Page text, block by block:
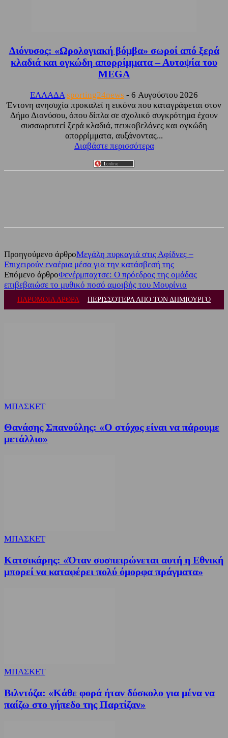
Διόνυσος: «Ωρολογιακή βόμβα» σωροί από ξερά
κλαδιά και ογκώδη απορρίμματα – Αυτοψία του
MEGA
ΕΛΛΑΔΑ sporting24news - 6 Αυγούστου 2026
Έντονη ανησυχία προκαλεί η εικόνα που καταγράφεται στον
Δήμο Διονύσου, όπου δίπλα σε σχολικό συγκρότημα έχουν
συσσωρευτεί ξερά κλαδιά, πευκοβελόνες και ογκώδη
απορρίμματα, αυξάνοντας...
Διαβάστε περισσότερα
Προηγούμενο άρθροΜεγάλη πυρκαγιά στις Αφίδνες –
Επιχειρούν εναέρια μέσα για την κατάσβεσή της
Επόμενο άρθροΦενέρμπαχτσε: Ο πρόεδρος της ομάδας
επιβεβαιώσε το μυθικό ποσό αμοιβής του Μουρίνιο
ΠΑΡΟΜΟΙΑ ΑΡΘΡΑ ΠΕΡΙΣΣΟΤΕΡΑ ΑΠΟ ΤΟΝ ΔΗΜΙΟΥΡΓΟ
ΜΠΑΣΚΕΤ
Θανάσης Σπανούλης: «Ο στόχος είναι να πάρουμε
μετάλλιο»
ΜΠΑΣΚΕΤ
Κατσικάρης: «Όταν συσπειρώνεται αυτή η Εθνική
μπορεί να καταφέρει πολύ όμορφα πράγματα»
ΜΠΑΣΚΕΤ
Βιλντόζα: «Κάθε φορά ήταν δύσκολο για μένα να
παίζω στο γήπεδο της Παρτίζαν»